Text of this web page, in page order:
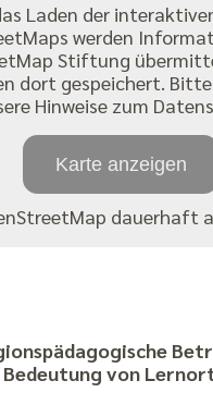
Laden der
werden
Stiftung
dort gespeichert.
Hinweise zum
Karte anzeigen
dauerhaft
Bedeutung von